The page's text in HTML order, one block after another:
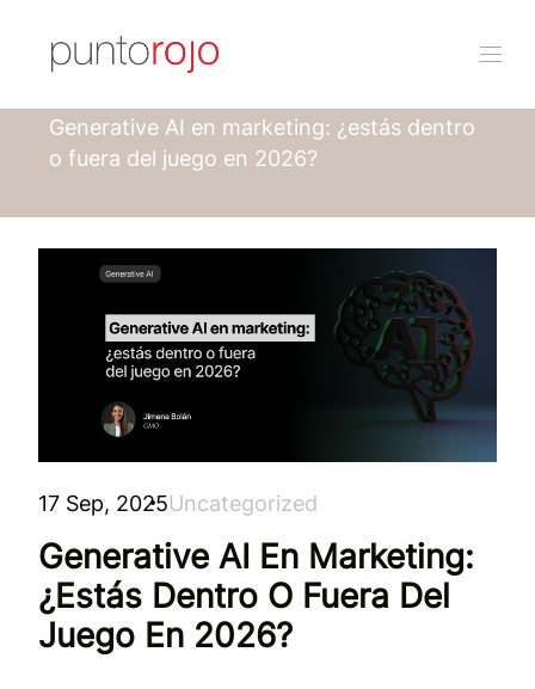
Generative AI en marketing: ¿estás dentro
o fuera del juego en 2026?
17 Sep, 2025Uncategorized
Generative AI En Marketing:
¿estás Dentro O Fuera Del
Juego En 2026?